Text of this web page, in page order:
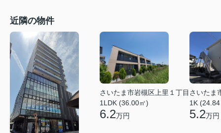
近隣の物件
さいたま市岩槻区上里１丁目
1LDK (36.00㎡)
6.2万円
さいたま
1K
5.2万円